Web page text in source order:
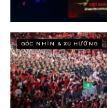
GÓC NHÌN & XU HƯỚNG